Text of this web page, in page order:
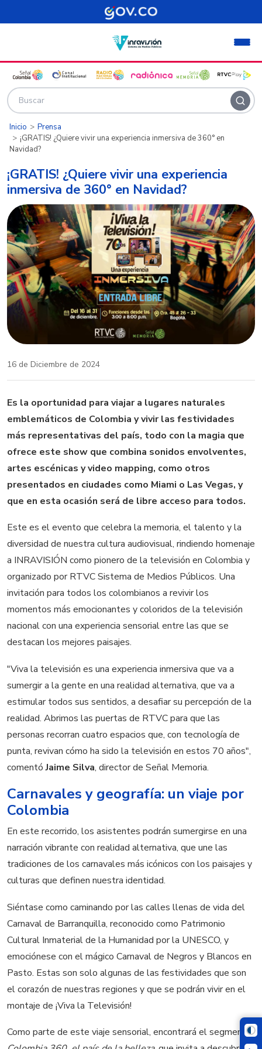
Pasar al contenido principal
Inicio
Prensa
¡GRATIS! ¿Quiere vivir una experiencia inmersiva de 360° en
Navidad?
¡GRATIS! ¿Quiere vivir una experiencia
inmersiva de 360° en Navidad?
16 de Diciembre de 2024
Es la oportunidad para viajar a lugares naturales
emblemáticos de Colombia y vivir las festividades
más representativas del país, todo con la magia que
ofrece este show que combina sonidos envolventes,
artes escénicas y video mapping, como otros
presentados en ciudades como Miami o Las Vegas, y
que en esta ocasión será de libre acceso para todos.
Este es el evento que celebra la memoria, el talento y la
diversidad de nuestra cultura audiovisual, rindiendo homenaje
a INRAVISIÓN como pionero de la televisión en Colombia y
organizado por RTVC Sistema de Medios Públicos. Una
invitación para todos los colombianos a revivir los
momentos más emocionantes y coloridos de la televisión
nacional con una experiencia sensorial entre las que se
destacan los mejores paisajes.
"Viva la televisión es una experiencia inmersiva que va a
sumergir a la gente en una realidad alternativa, que va a
estimular todos sus sentidos, a desafiar su percepción de la
realidad. Abrimos las puertas de RTVC para que las
personas recorran cuatro espacios que, con tecnología de
punta, revivan cómo ha sido la televisión en estos 70 años",
comentóJaime Silva, director de Señal Memoria.
Carnavales y geografía: un viaje por
Colombia
En este recorrido, los asistentes podrán sumergirse en una
narración vibrante con realidad alternativa, que une las
tradiciones de los carnavales más icónicos con los paisajes y
culturas que definen nuestra identidad.
Siéntase como caminando por las calles llenas de vida del
Carnaval de Barranquilla, reconocido como Patrimonio
Cultural Inmaterial de la Humanidad por la UNESCO, y
emociónese con el mágico Carnaval de Negros y Blancos en
Pasto. Estas son solo algunas de las festividades que son
el corazón de nuestras regiones y que se podrán vivir en el
montaje de ¡Viva la Televisión!
Como parte de este viaje sensorial, encontrará el segmento